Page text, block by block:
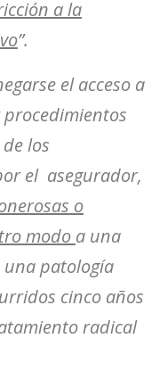
a la
”.
el acceso a
los
el asegurador,
o
modo a una
patología
cinco años
radical